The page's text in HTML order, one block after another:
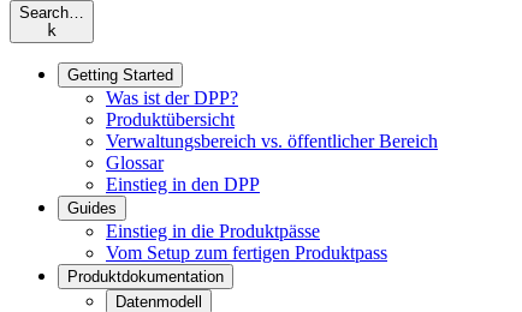
Search…
k
Getting Started
Was ist der DPP?
Produktübersicht
Verwaltungsbereich vs. öffentlicher Bereich
Glossar
Einstieg in den DPP
Guides
Einstieg in die Produktpässe
Vom Setup zum fertigen Produktpass
Produktdokumentation
Datenmodell